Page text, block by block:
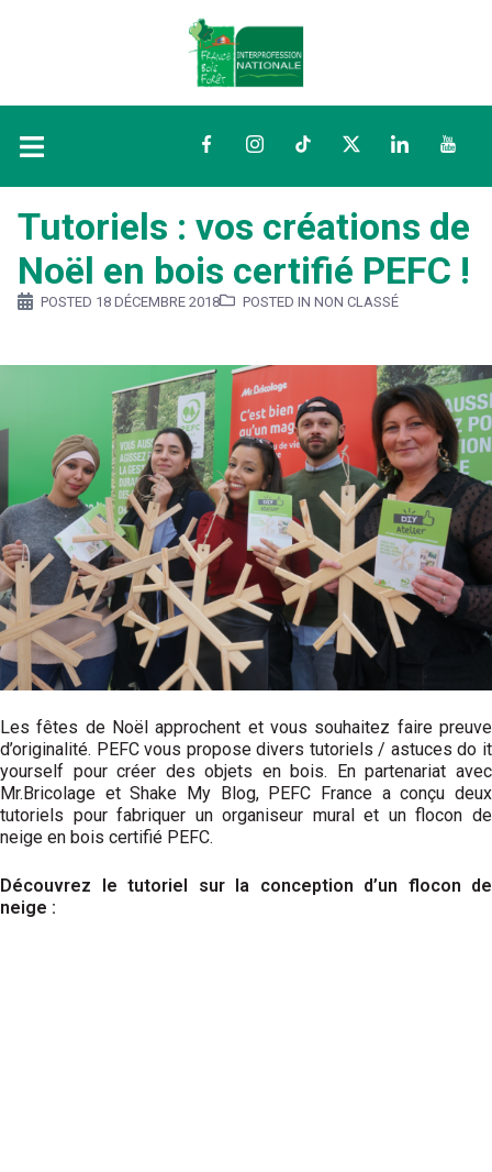
FacebookInstagramTikTokTwitterLinkedIn
Tutoriels : vos créations de
Noël en bois certifié PEFC !
POSTED 18 DÉCEMBRE 2018 POSTED IN NON CLASSÉ
Les fêtes de Noël approchent et vous souhaitez faire preuve
d’originalité. PEFC vous propose divers tutoriels / astuces do it
yourself pour créer des objets en bois. En partenariat avec
Mr.Bricolage et Shake My Blog, PEFC France a conçu deux
tutoriels pour fabriquer un organiseur mural et un flocon de
neige en bois certifié PEFC.
Découvrez le tutoriel sur la conception d’un flocon de
neige :